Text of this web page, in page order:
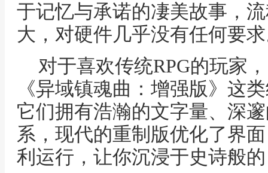
于记忆与承诺的凄美故事，
大，对硬件几乎没有任何要
对于喜欢传统RPG的玩家
《异域镇魂曲：增强版》这
它们拥有浩瀚的文字量、深
系，现代的重制版优化了界
利运行，让你沉浸于史诗般